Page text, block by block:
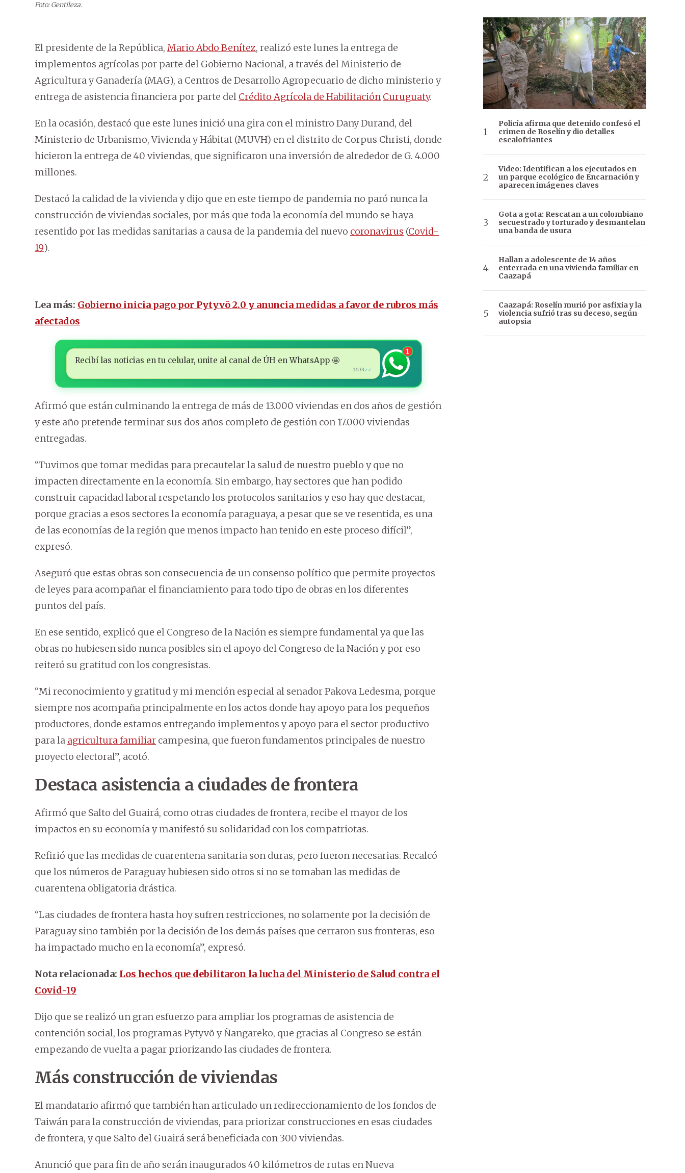
Foto: Gentileza.
El presidente de la República, Mario Abdo Benítez, realizó este lunes la entrega de
implementos agrícolas por parte del Gobierno Nacional, a través del Ministerio de
Agricultura y Ganadería (MAG), a Centros de Desarrollo Agropecuario de dicho ministerio y
entrega de asistencia financiera por parte del Crédito Agrícola de Habilitación Curuguaty.
En la ocasión, destacó que este lunes inició una gira con el ministro Dany Durand, del
Ministerio de Urbanismo, Vivienda y Hábitat (MUVH) en el distrito de Corpus Christi, donde
hicieron la entrega de 40 viviendas, que significaron una inversión de alrededor de G. 4.000
millones.
Destacó la calidad de la vivienda y dijo que en este tiempo de pandemia no paró nunca la
construcción de viviendas sociales, por más que toda la economía del mundo se haya
resentido por las medidas sanitarias a causa de la pandemia del nuevo coronavirus (Covid-
19).
Lea más: Gobierno inicia pago por Pytyvõ 2.0 y anuncia medidas a favor de rubros más
afectados
Recibí las noticias en tu celular, unite al canal de ÚH en WhatsApp 🤩
21:33 ✓✓
1
Afirmó que están culminando la entrega de más de 13.000 viviendas en dos años de gestión
y este año pretende terminar sus dos años completo de gestión con 17.000 viviendas
entregadas.
“Tuvimos que tomar medidas para precautelar la salud de nuestro pueblo y que no
impacten directamente en la economía. Sin embargo, hay sectores que han podido
construir capacidad laboral respetando los protocolos sanitarios y eso hay que destacar,
porque gracias a esos sectores la economía paraguaya, a pesar que se ve resentida, es una
de las economías de la región que menos impacto han tenido en este proceso difícil”,
expresó.
Aseguró que estas obras son consecuencia de un consenso político que permite proyectos
de leyes para acompañar el financiamiento para todo tipo de obras en los diferentes
puntos del país.
En ese sentido, explicó que el Congreso de la Nación es siempre fundamental ya que las
obras no hubiesen sido nunca posibles sin el apoyo del Congreso de la Nación y por eso
reiteró su gratitud con los congresistas.
“Mi reconocimiento y gratitud y mi mención especial al senador Pakova Ledesma, porque
siempre nos acompaña principalmente en los actos donde hay apoyo para los pequeños
productores, donde estamos entregando implementos y apoyo para el sector productivo
para la agricultura familiar campesina, que fueron fundamentos principales de nuestro
proyecto electoral”, acotó.
Destaca asistencia a ciudades de frontera
Afirmó que Salto del Guairá, como otras ciudades de frontera, recibe el mayor de los
impactos en su economía y manifestó su solidaridad con los compatriotas.
Refirió que las medidas de cuarentena sanitaria son duras, pero fueron necesarias. Recalcó
que los números de Paraguay hubiesen sido otros si no se tomaban las medidas de
cuarentena obligatoria drástica.
“Las ciudades de frontera hasta hoy sufren restricciones, no solamente por la decisión de
Paraguay sino también por la decisión de los demás países que cerraron sus fronteras, eso
ha impactado mucho en la economía”, expresó.
Nota relacionada: Los hechos que debilitaron la lucha del Ministerio de Salud contra el
Covid-19
Dijo que se realizó un gran esfuerzo para ampliar los programas de asistencia de
contención social, los programas Pytyvõ y Ñangareko, que gracias al Congreso se están
empezando de vuelta a pagar priorizando las ciudades de frontera.
Más construcción de viviendas
El mandatario afirmó que también han articulado un redireccionamiento de los fondos de
Taiwán para la construcción de viviendas, para priorizar construcciones en esas ciudades
de frontera, y que Salto del Guairá será beneficiada con 300 viviendas.
Anunció que para fin de año serán inaugurados 40 kilómetros de rutas en Nueva
Policía afirma que detenido confesó el
crimen de Roselín y dio detalles
escalofriantes
Video: Identifican a los ejecutados en
un parque ecológico de Encarnación y
aparecen imágenes claves
Gota a gota: Rescatan a un colombiano
secuestrado y torturado y desmantelan
una banda de usura
Hallan a adolescente de 14 años
enterrada en una vivienda familiar en
Caazapá
Caazapá: Roselín murió por asfixia y la
violencia sufrió tras su deceso, según
autopsia